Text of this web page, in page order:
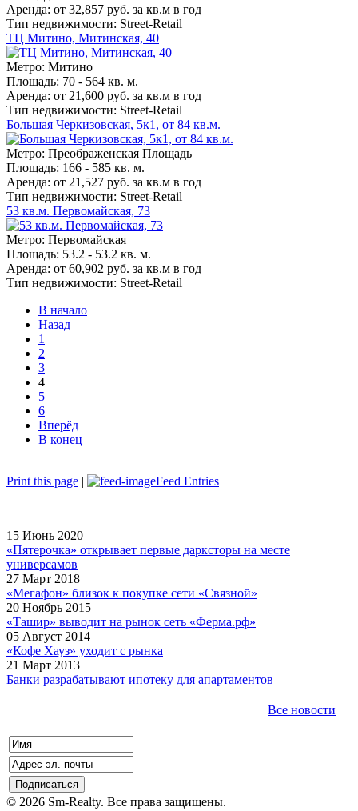
Аренда: от 32,857 руб. за кв.м в год
Тип недвижимости: Street-Retail
ТЦ Митино, Митинская, 40
Метро: Митино
Площадь: 70 - 564 кв. м.
Аренда: от 21,600 руб. за кв.м в год
Тип недвижимости: Street-Retail
Большая Черкизовская, 5к1, от 84 кв.м.
Метро: Преображенская Площадь
Площадь: 166 - 585 кв. м.
Аренда: от 21,527 руб. за кв.м в год
Тип недвижимости: Street-Retail
53 кв.м. Первомайская, 73
Метро: Первомайская
Площадь: 53.2 - 53.2 кв. м.
Аренда: от 60,902 руб. за кв.м в год
Тип недвижимости: Street-Retail
В начало
Назад
1
2
3
4
5
6
Вперёд
В конец
Print this page | Feed Entries
15 Июнь 2020
«Пятерочка» открывает первые дарксторы на месте
универсамов
27 Март 2018
«Мегафон» близок к покупке сети «Связной»
20 Ноябрь 2015
«Ташир» выводит на рынок сеть «Ферма.рф»
05 Август 2014
«Кофе Хауз» уходит с рынка
21 Март 2013
Банки разрабатывают ипотеку для апартаментов
Все новости
© 2026 Sm-Realty. Все права защищены.